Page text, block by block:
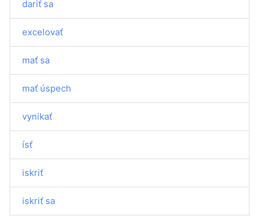
dariť sa
excelovať
mať sa
mať úspech
vynikať
ísť
iskriť
iskriť sa